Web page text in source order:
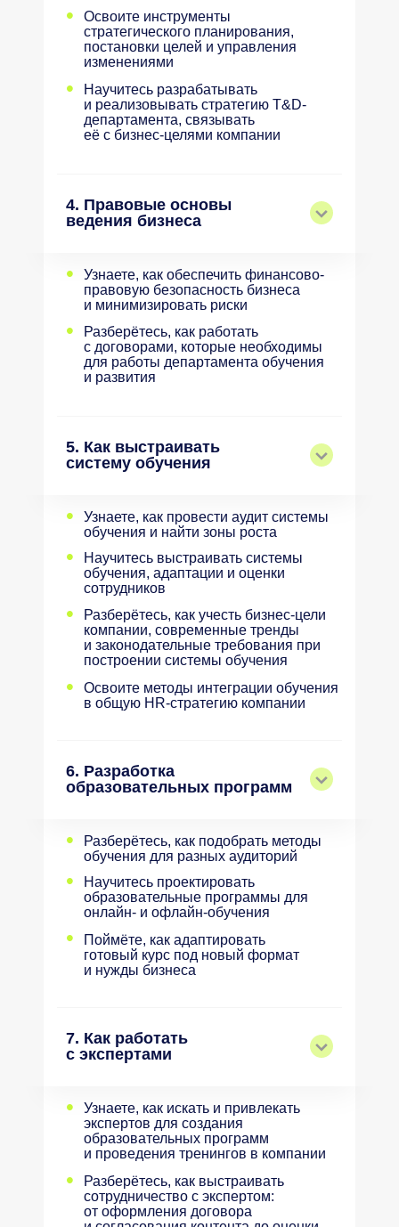
Научитесь разрабатывать
и реализовывать стратегию T&D-
департамента, связывать
её с бизнес-целями компании
•
Освоите инструменты
стратегического планирования,
постановки целей и управления
изменениями
•
4. Правовые основы
ведения бизнеса
Разберётесь, как работать
с договорами, которые необходимы
для работы департамента обучения
и развития
•
Узнаете, как обеспечить финансово-
правовую безопасность бизнеса
и минимизировать риски
•
5. Как выстраивать
систему обучения
Освоите методы интеграции обучения
в общую HR-стратегию компании
•
Разберётесь, как учесть бизнес-цели
компании, современные тренды
и законодательные требования при
построении системы обучения
•
Научитесь выстраивать системы
обучения, адаптации и оценки
сотрудников
•
Узнаете, как провести аудит системы
обучения и найти зоны роста
•
6. Разработка
образовательных программ
Поймёте, как адаптировать
готовый курс под новый формат
и нужды бизнеса
•
Научитесь проектировать
образовательные программы для
онлайн- и офлайн-обучения
•
Разберётесь, как подобрать методы
обучения для разных аудиторий
•
7. Как работать
с экспертами
Разберётесь, как выстраивать
сотрудничество с экспертом:
от оформления договора
•
Узнаете, как искать и привлекать
экспертов для создания
образовательных программ
и проведения тренингов в компании
•